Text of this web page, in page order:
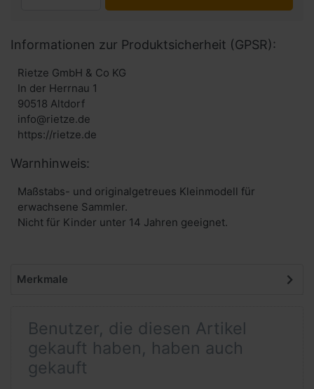
Informationen zur Produktsicherheit (GPSR):
Rietze GmbH & Co KG
In der Herrnau 1
90518 Altdorf
info@rietze.de
https://rietze.de
Warnhinweis:
Maßstabs- und originalgetreues Kleinmodell für
erwachsene Sammler.
Nicht für Kinder unter 14 Jahren geeignet.
Merkmale
Benutzer, die diesen Artikel
gekauft haben, haben auch
gekauft